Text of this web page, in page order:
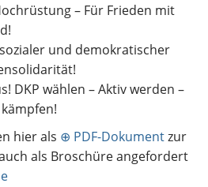
– Für Frieden mit
und demokratischer
DKP wählen – Aktiv werden –
hier als ⊕ PDF-Dokumentzur
als Broschüre angefordert